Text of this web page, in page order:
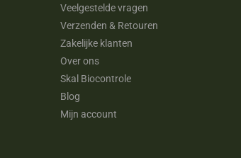
Veelgestelde vragen
Verzenden & Retouren
Zakelijke klanten
Over ons
Skal Biocontrole
Blog
Mijn account